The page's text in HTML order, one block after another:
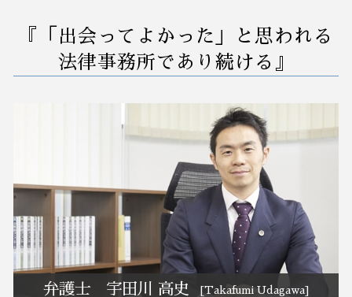
自己破産 裁判所
任意整理 クレジットカード
自己破産費用 払えない
退職 法律
紛争予防 顧問弁護士
不良債権 回収
効率 改善
業務 プロセス 改善
業務改善 失敗
自動化 業務改善
破産 弁護士相談 大宮区
破産 弁護士相談 茨城県
リーガルチェック 弁護士相談 埼玉県
業務改善 弁護士相談 群馬県
リーガルチェック 弁護士相談 栃木県
リーガルチェック 弁護士相談 群馬県
M&A 弁護士相談 大宮区
訴訟 紛争 弁護士相談 埼玉県
予防法務 弁護士相談 群馬県
訴訟 紛争 弁護士相談 茨城県
『「出会ってよかった」と思われる
法律事務所であり続ける』
弁護士 宇田川 高史 [Takafumi Udagawa]